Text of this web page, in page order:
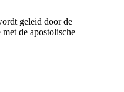
geleid door de
de apostolische